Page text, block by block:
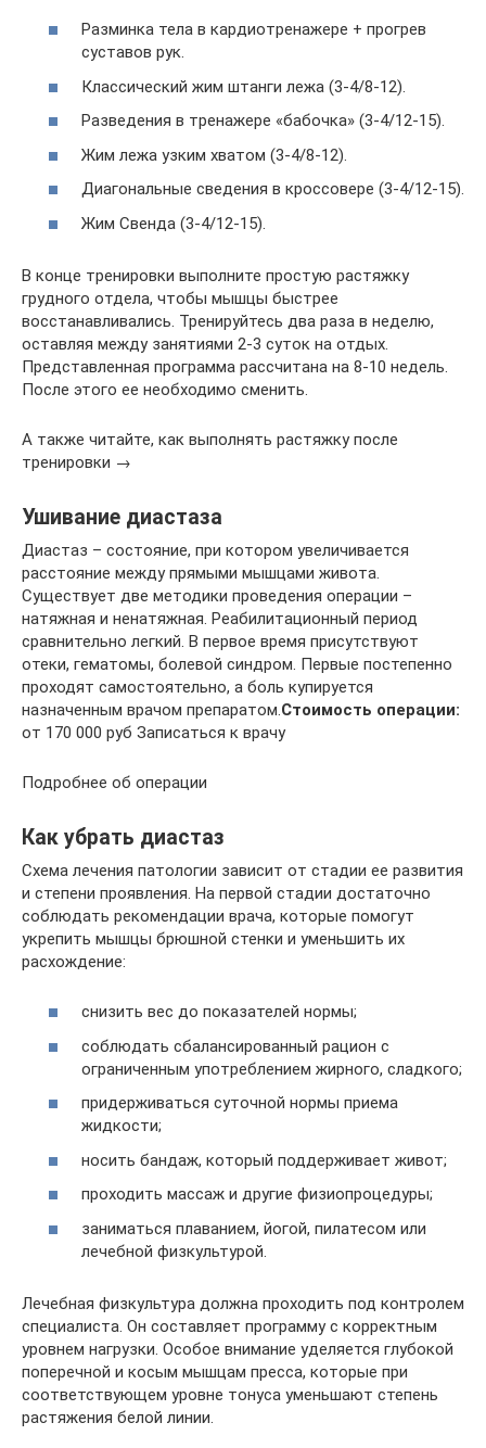
Разминка тела в кардиотренажере + прогрев
суставов рук.
Классический жим штанги лежа (3-4/8-12).
Разведения в тренажере «бабочка» (3-4/12-15).
Жим лежа узким хватом (3-4/8-12).
Диагональные сведения в кроссовере (3-4/12-15).
Жим Свенда (3-4/12-15).
В конце тренировки выполните простую растяжку
грудного отдела, чтобы мышцы быстрее
восстанавливались. Тренируйтесь два раза в неделю,
оставляя между занятиями 2-3 суток на отдых.
Представленная программа рассчитана на 8-10 недель.
После этого ее необходимо сменить.
А также читайте, как выполнять растяжку после
тренировки →
Ушивание диастаза
Диастаз – состояние, при котором увеличивается
расстояние между прямыми мышцами живота.
Существует две методики проведения операции –
натяжная и ненатяжная. Реабилитационный период
сравнительно легкий. В первое время присутствуют
отеки, гематомы, болевой синдром. Первые постепенно
проходят самостоятельно, а боль купируется
назначенным врачом препаратом. Стоимость операции:
от 170 000 руб Записаться к врачу
Подробнее об операции
Как убрать диастаз
Схема лечения патологии зависит от стадии ее развития
и степени проявления. На первой стадии достаточно
соблюдать рекомендации врача, которые помогут
укрепить мышцы брюшной стенки и уменьшить их
расхождение:
снизить вес до показателей нормы;
соблюдать сбалансированный рацион с
ограниченным употреблением жирного, сладкого;
придерживаться суточной нормы приема
жидкости;
носить бандаж, который поддерживает живот;
проходить массаж и другие физиопроцедуры;
заниматься плаванием, йогой, пилатесом или
лечебной физкультурой.
Лечебная физкультура должна проходить под контролем
специалиста. Он составляет программу с корректным
уровнем нагрузки. Особое внимание уделяется глубокой
поперечной и косым мышцам пресса, которые при
соответствующем уровне тонуса уменьшают степень
растяжения белой линии.